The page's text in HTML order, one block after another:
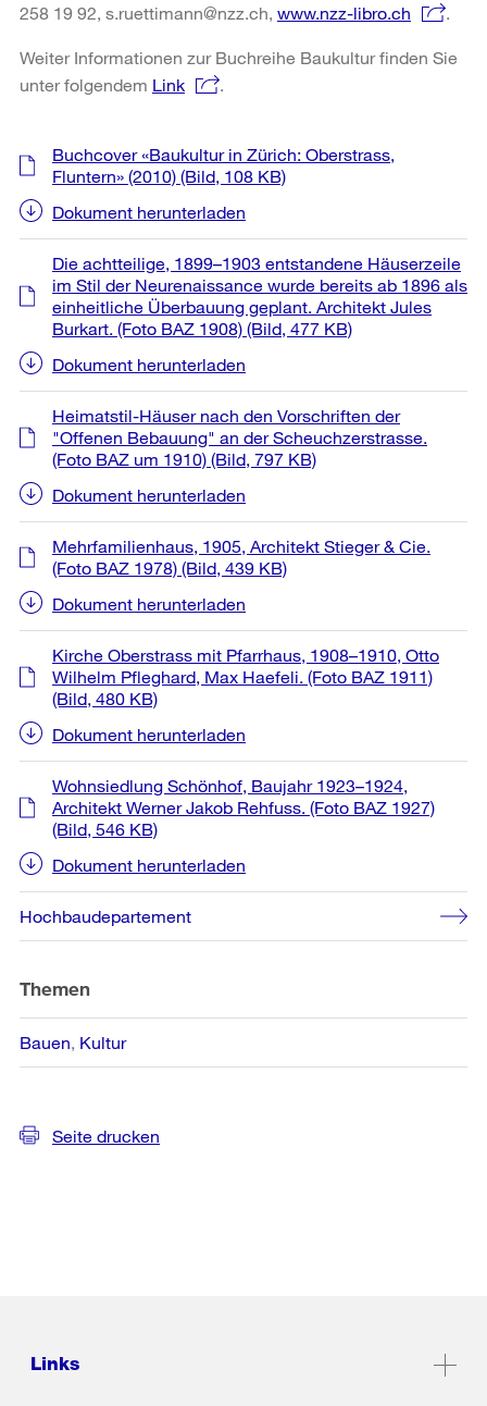
258 19 92, s.ruettimann@nzz.ch, www.nzz-libro.ch
Weiter Informationen zur Buchreihe Baukultur finden Sie
unter folgendem Link
Weitere
Informationen
Buchcover «Baukultur in Zürich: Oberstrass,
Fluntern» (2010) (Bild, 108 KB)
Dokument herunterladen
Die achtteilige, 1899–1903 entstandene Häuserzeile
im Stil der Neurenaissance wurde bereits ab 1896 als
einheitliche Überbauung geplant. Architekt Jules
Burkart. (Foto BAZ 1908) (Bild, 477 KB)
Dokument herunterladen
Heimatstil-Häuser nach den Vorschriften der
"Offenen Bebauung" an der Scheuchzerstrasse.
(Foto BAZ um 1910) (Bild, 797 KB)
Dokument herunterladen
Mehrfamilienhaus, 1905, Architekt Stieger & Cie.
(Foto BAZ 1978) (Bild, 439 KB)
Dokument herunterladen
Kirche Oberstrass mit Pfarrhaus, 1908–1910, Otto
Wilhelm Pfleghard, Max Haefeli. (Foto BAZ 1911)
(Bild, 480 KB)
Dokument herunterladen
Wohnsiedlung Schönhof, Baujahr 1923–1924,
Architekt Werner Jakob Rehfuss. (Foto BAZ 1927)
(Bild, 546 KB)
Dokument herunterladen
Hochbaudepartement
Themen
Bauen Kultur
Seite drucken
Links